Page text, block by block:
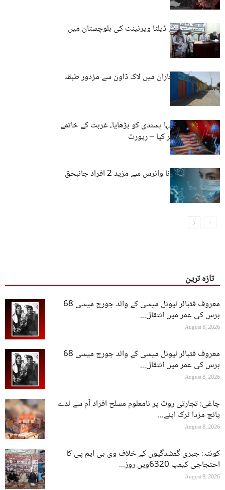
کورونا وائرس کے ڈیلٹا ویرئینٹ کی بلوچستان میں
تصدیق
کورونا وائرس: خاران میں لاک ڈاون سے مزدور طبقہ
پریشان
عالمی وباء نے انتہا پسندی کو بڑھایا، غربت کے خاتمے
کی جنگ کو متاثر کیا – رپورٹ
بلوچستان : کورونا وائرس سے مزید 2 افراد جانبحق
تازہ ترین
معروف فٹبالر لیونل میسی کے والد جورج میسی 68
برس کی عمر میں انتقال...
August 8, 2026
معروف فٹبالر لیونل میسی کے والد جورج میسی 68
برس کی عمر میں انتقال...
August 8, 2026
چاغی: تجارتی روٹ پر نامعلوم مسلح افراد آم سے لدے
پانچ مزدا ٹرک اپنے...
August 8, 2026
کوئٹہ: جبری گمشدگیوں کے خلاف وی بی ایم پی کا
احتجاجی کیمپ 6320ویں روز...
August 8, 2026